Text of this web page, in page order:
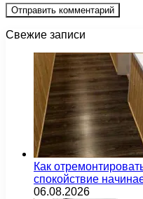
Свежие записи
Как
спокойствие
06.08.2026